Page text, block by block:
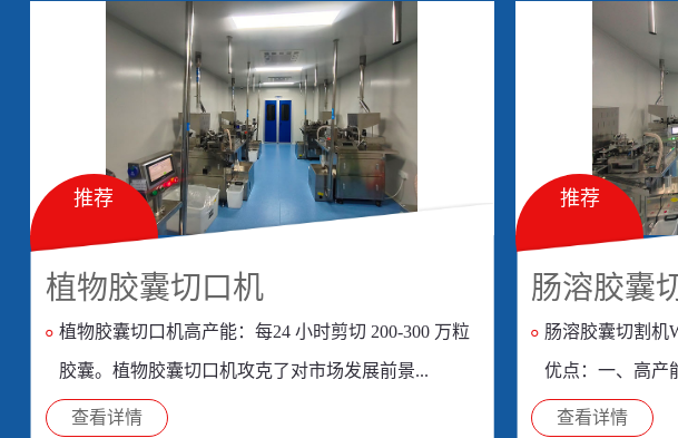
推荐
植物胶囊切口机
植物胶囊切口机高产能：每24 小时剪切 200-300 万粒
胶囊。植物胶囊切口机攻克了对市场发展前景...
查看详情
推荐
肠溶胶囊
肠溶胶囊切割机
优点：一、高产
查看详情